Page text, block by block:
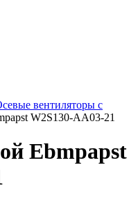
вентиляторы с
W2S130-AA03-21
Ebmpapst